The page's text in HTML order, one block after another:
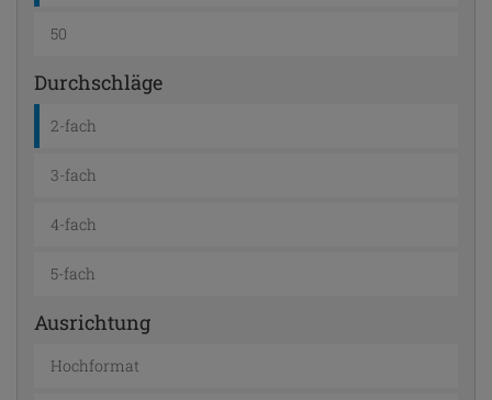
50
Durchschläge
2-fach
3-fach
4-fach
5-fach
Ausrichtung
Hochformat